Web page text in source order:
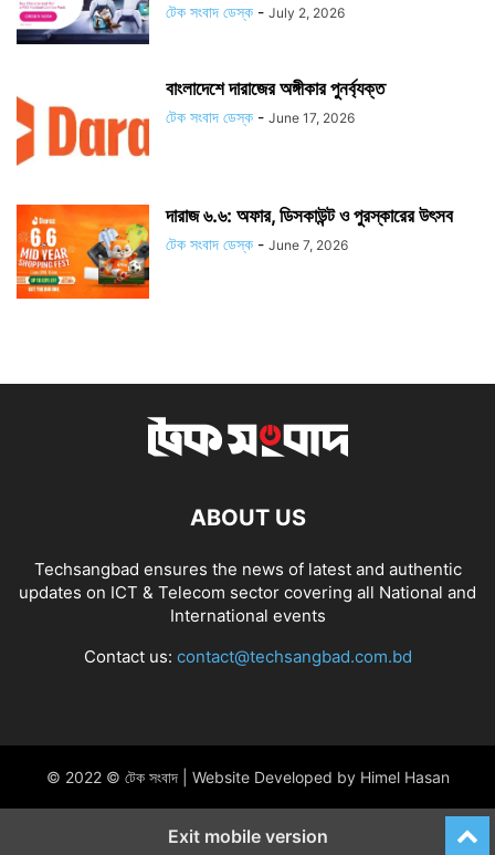
টেক সংবাদ ডেস্ক - July 2, 2026
বাংলাদেশে দারাজের অঙ্গীকার পুনর্ব্যক্ত
টেক সংবাদ ডেস্ক - June 17, 2026
দারাজ ৬.৬: অফার, ডিসকাউন্ট ও পুরস্কারের উৎসব
টেক সংবাদ ডেস্ক - June 7, 2026
ABOUT US
Techsangbad ensures the news of latest and authentic
updates on ICT & Telecom sector covering all National and
International events
Contact us: contact@techsangbad.com.bd
© 2022 © টেক সংবাদ | Website Developed by Himel Hasan
Exit mobile version